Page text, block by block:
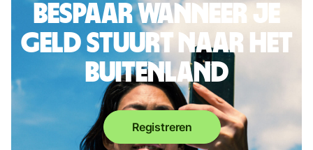
Bespaar wanneer je
geld stuurt naar het
buitenland
Registreren